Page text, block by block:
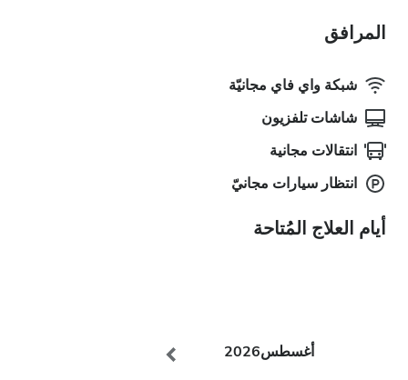
المرافق
شبكة واي فاي مجانيّة
شاشات تلفزيون
انتقالات مجانية
انتظار سيارات مجانيّ
أيام العلاج المُتاحة
أغسطس2026